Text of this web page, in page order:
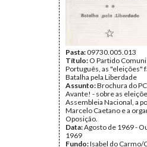
Pasta:09730.005.013
Título: O Partido
Português, as "eleições"
Batalha pela Liberdade
Assunto:Brochura do
Avante! - sobre as
Assembleia Nacional, a
Marcelo Caetano e a
Oposição.
Data:Agosto de 1969 -
1969
Fundo:Isabel do Carmo/